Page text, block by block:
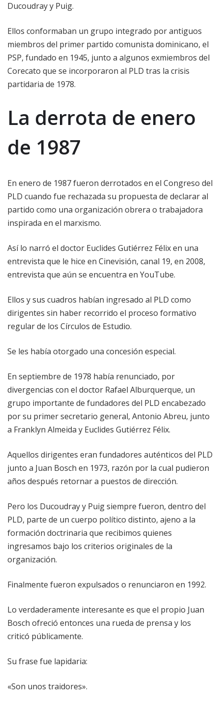
Ducoudray y Puig.
Ellos conformaban un grupo integrado por antiguos
miembros del primer partido comunista dominicano, el
PSP, fundado en 1945, junto a algunos exmiembros del
Corecato que se incorporaron al PLD tras la crisis
partidaria de 1978.
La derrota de enero
de 1987
En enero de 1987 fueron derrotados en el Congreso del
PLD cuando fue rechazada su propuesta de declarar al
partido como una organización obrera o trabajadora
inspirada en el marxismo.
Así lo narró el doctor Euclides Gutiérrez Félix en una
entrevista que le hice en Cinevisión, canal 19, en 2008,
entrevista que aún se encuentra en YouTube.
Ellos y sus cuadros habían ingresado al PLD como
dirigentes sin haber recorrido el proceso formativo
regular de los Círculos de Estudio.
Se les había otorgado una concesión especial.
En septiembre de 1978 había renunciado, por
divergencias con el doctor Rafael Alburquerque, un
grupo importante de fundadores del PLD encabezado
por su primer secretario general, Antonio Abreu, junto
a Franklyn Almeida y Euclides Gutiérrez Félix.
Aquellos dirigentes eran fundadores auténticos del PLD
junto a Juan Bosch en 1973, razón por la cual pudieron
años después retornar a puestos de dirección.
Pero los Ducoudray y Puig siempre fueron, dentro del
PLD, parte de un cuerpo político distinto, ajeno a la
formación doctrinaria que recibimos quienes
ingresamos bajo los criterios originales de la
organización.
Finalmente fueron expulsados o renunciaron en 1992.
Lo verdaderamente interesante es que el propio Juan
Bosch ofreció entonces una rueda de prensa y los
criticó públicamente.
Su frase fue lapidaria:
«Son unos traidores».